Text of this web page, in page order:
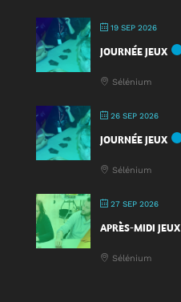
19 SEP 2026
JOURNÉE JEUX
Sélénium
26 SEP 2026
JOURNÉE JEUX
Sélénium
27 SEP 2026
APRÈS-MIDI JEUX
Sélénium